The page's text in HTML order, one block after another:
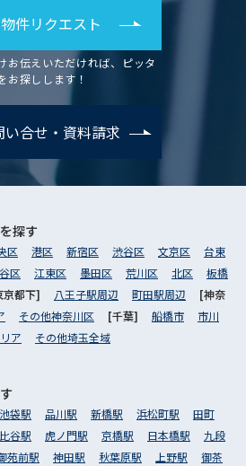
物件リクエスト
お伝えいただければ、ピッタ
お探しします！
い合せ・資料請求
探す
区 港区 新宿区 渋谷区 文京区
台東
区 江東区 墨田区 荒川区 北区
板橋
京都下] 八王子駅周辺 町田駅周辺
[神奈
その他神奈川区 [千葉] 船橋市
市川
ア その他埼玉全域
池袋駅 品川駅 新橋駅 浜松町駅
田町
谷駅 虎ノ門駅 京橋駅 日本橋駅
九段
苑前駅 神田駅 秋葉原駅 上野駅
御茶